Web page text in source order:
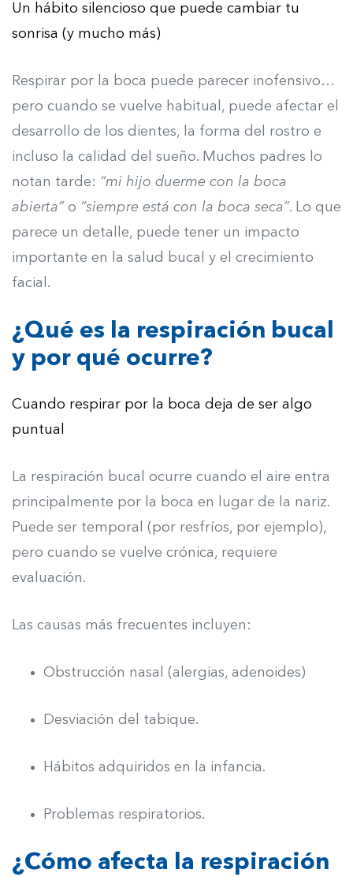
Un hábito silencioso que puede cambiar tu
sonrisa (y mucho más)
Respirar por la boca puede parecer inofensivo…
pero cuando se vuelve habitual, puede afectar el
desarrollo de los dientes, la forma del rostro e
incluso la calidad del sueño. Muchos padres lo
notan tarde: “mi hijo duerme con la boca
abierta” o “siempre está con la boca seca”. Lo que
parece un detalle, puede tener un impacto
importante en la salud bucal y el crecimiento
facial.
¿Qué es la respiración bucal
y por qué ocurre?
Cuando respirar por la boca deja de ser algo
puntual
La respiración bucal ocurre cuando el aire entra
principalmente por la boca en lugar de la nariz.
Puede ser temporal (por resfríos, por ejemplo),
pero cuando se vuelve crónica, requiere
evaluación.
Las causas más frecuentes incluyen:
Obstrucción nasal (alergias, adenoides)
Desviación del tabique.
Hábitos adquiridos en la infancia.
Problemas respiratorios.
¿Cómo afecta la respiración